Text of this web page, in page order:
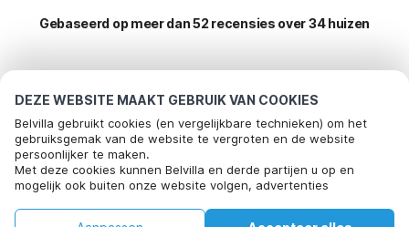
DEZE WEBSITE MAAKT GEBRUIK VAN COOKIES
Belvilla gebruikt cookies (en vergelijkbare technieken) om het
gebruiksgemak van de website te vergroten en de website
persoonlijker te maken.
Met deze cookies kunnen Belvilla en derde partijen u op en
mogelijk ook buiten onze website volgen, advertenties
social media.
Gebaseerd op meer dan 52 recensies over 34 huizen
Meest populaire bestemmingen voor
vakantie
Populaire voorzieningen voor vakantie in Paradiski
Vakantiehuis in skigebied
Vakantie met hond - Huisdiervriendelijke vakantiehuizen
Top regio's met top voorzieningen voor vakantie
Kindvriendelijke vakantiehuizen zuid-frankrijk